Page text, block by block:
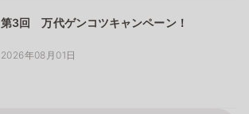
第3回 万代ゲンコツキャンペーン！
2026年08月01日